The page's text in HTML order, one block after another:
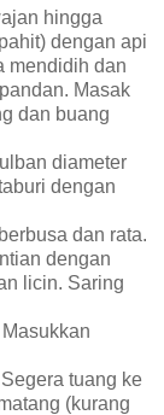
hingga
dengan api
mendidih dan
Masak
dan buang
diameter
dengan
dan rata.
dengan
licin. Saring
tuang ke
(kurang